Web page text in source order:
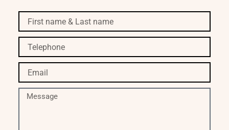
name
&
Last
name
Message